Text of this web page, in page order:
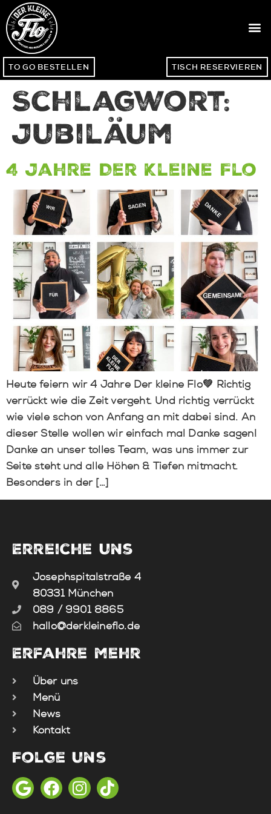
TO GO BESTELLEN TISCH RESERVIEREN
Schlagwort:
Jubiläum
4 Jahre Der Kleine Flo
Heute feiern wir 4 Jahre Der kleine Flo💚 ⁠⁠Richtig
verrückt wie die Zeit vergeht. Und richtig verrückt
wie viele schon von Anfang an mit dabei sind. ⁠⁠An
dieser Stelle wollen wir einfach mal Danke sagen!
Danke an unser tolles Team, was uns immer zur
Seite steht und alle Höhen & Tiefen mitmacht.
Besonders in der […]
Erreiche uns
Josephspitalstraße 4
80331 München
089 / 9901 8865
hallo@derkleineflo.de
Erfahre mehr
Über uns
Menü
News
Kontakt
Folge uns